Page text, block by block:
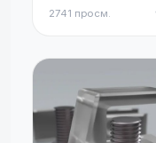
крюка в виде
2741 просм.